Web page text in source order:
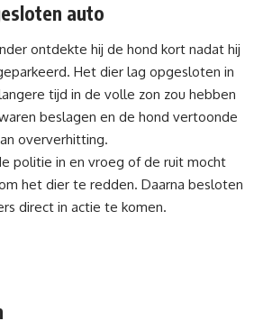
auto
ontdekte hij de hond kort nadat hij
Het dier lag opgesloten in
tijd in de volle zon zou hebben
beslagen en de hond vertoonde
oververhitting.
politie in en vroeg of de ruit mocht
het dier te redden. Daarna besloten
direct in actie te komen.